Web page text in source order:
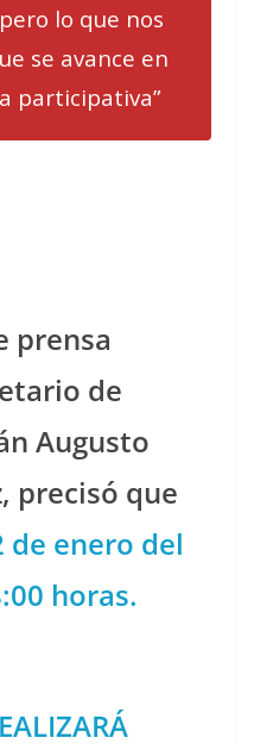
lo que nos
se avance en
participativa”
prensa
de
Augusto
precisó que
de enero del
horas.